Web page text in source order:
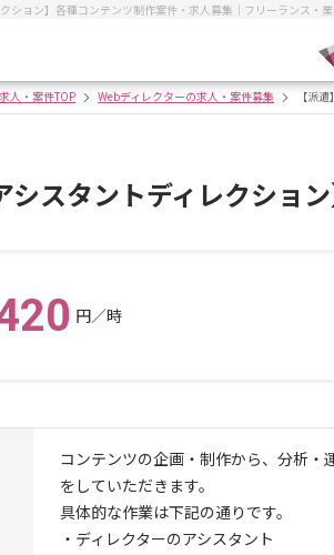
クション】各種コンテンツ制作案件・求人募集｜フリーランス・
人・案件TOP Webディレクターの求人・案件募集 【派
シスタントディレクショ
円／時
コンテンツの企画・制作から、分析・
をしていただきます。
具体的な作業は下記の通りです。
・ディレクターのアシスタント